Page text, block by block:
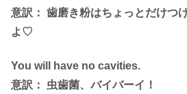
意訳： 歯磨き粉はちょっとだけつ
よ♡
You will have no cavities.
意訳： 虫歯菌、バイバーイ！